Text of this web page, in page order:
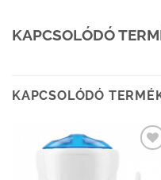
KAPCSOLÓDÓ
KAPCSOLÓDÓ